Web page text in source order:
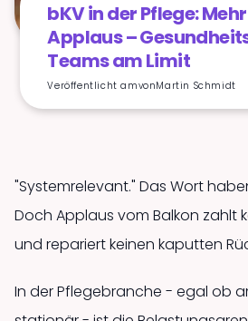
bKV in der Pflege:
Applaus –
Teams am Limit
Veröffentlicht amvonMartin Schmidt
"Systemrelevant." Das Wort
Doch Applaus vom Balkon zahlt
und repariert keinen kaputten
In der Pflegebranche - egal ob